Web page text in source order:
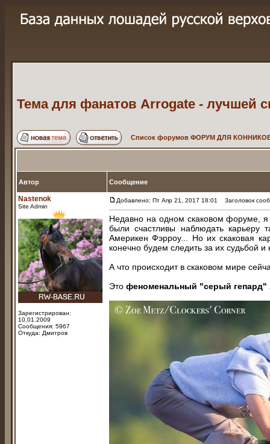
Тема для фанатов Arrogаte - лучшей
Список форумов ФОРУМ ДЛЯ КОННИКОВ
Автор Сообщение
Nastenok
Site Admin
Зарегистрирован:
10.01.2009
Сообщения: 5967
Откуда: Дмитров
Добавлено: Пт Апр 21, 2017 18:01 Заголовок
Недавно на одном скаковом форуме,
были счастливы наблюдать
Америкен Фэрроу... Но их скаковая
конечно будем следить за их судьбой и
А что происходит в скаковом мире
Это феноменальный "серый гепард"